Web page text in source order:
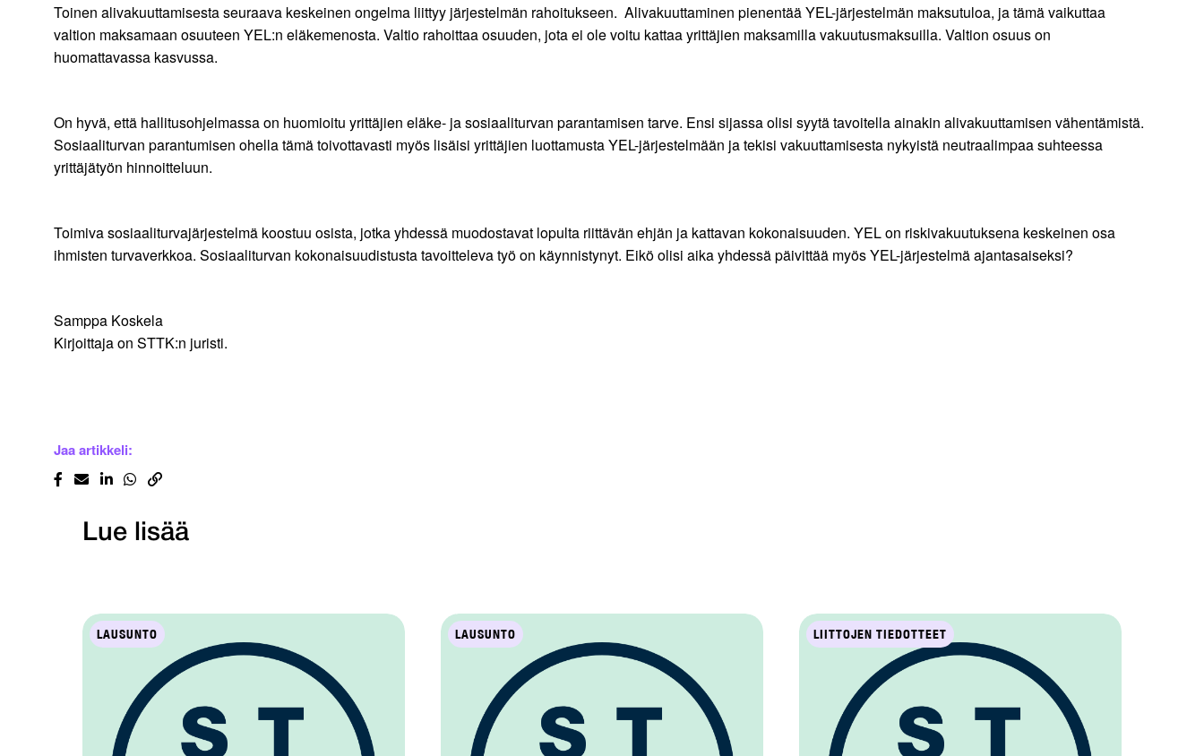
Toinen alivakuuttamisesta seuraava keskeinen ongelma liittyy järjestelmän rahoitukseen. Alivakuuttaminen pienentää YEL-järjestelmän maksutuloa, ja tämä vaikuttaa
valtion maksamaan osuuteen YEL:n eläkemenosta. Valtio rahoittaa osuuden, jota ei ole voitu kattaa yrittäjien maksamilla vakuutusmaksuilla. Valtion osuus on
huomattavassa kasvussa.
On hyvä, että hallitusohjelmassa on huomioitu yrittäjien eläke- ja sosiaaliturvan parantamisen tarve. Ensi sijassa olisi syytä tavoitella ainakin alivakuuttamisen vähentämistä.
Sosiaaliturvan parantumisen ohella tämä toivottavasti myös lisäisi yrittäjien luottamusta YEL-järjestelmään ja tekisi vakuuttamisesta nykyistä neutraalimpaa suhteessa
yrittäjätyön hinnoitteluun.
Toimiva sosiaaliturvajärjestelmä koostuu osista, jotka yhdessä muodostavat lopulta riittävän ehjän ja kattavan kokonaisuuden. YEL on riskivakuutuksena keskeinen osa
ihmisten turvaverkkoa. Sosiaaliturvan kokonaisuudistusta tavoitteleva työ on käynnistynyt. Eikö olisi aika yhdessä päivittää myös YEL-järjestelmä ajantasaiseksi?
Samppa Koskela
Kirjoittaja on STTK:n juristi.
Jaa artikkeli:
Lue lisää
LAUSUNTO LAUSUNTO LIITTOJEN TIEDOTTEET